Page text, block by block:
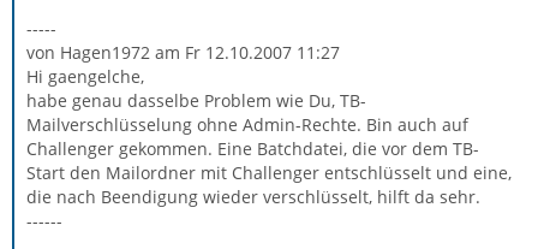
-----
von Hagen1972 am Fr 12.10.2007 11:27
Hi gaengelche,
habe genau dasselbe Problem wie Du, TB-
Mailverschlüsselung ohne Admin-Rechte. Bin auch auf
Challenger gekommen. Eine Batchdatei, die vor dem TB-
Start den Mailordner mit Challenger entschlüsselt und eine,
die nach Beendigung wieder verschlüsselt, hilft da sehr.
------